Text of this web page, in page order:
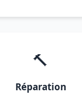
🔨
Réparation